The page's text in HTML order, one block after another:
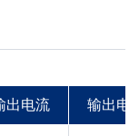
出电流 输出电